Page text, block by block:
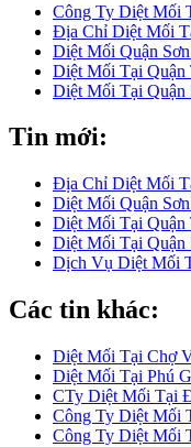
Công Ty Diệt Mối
Địa Chỉ Diệt Mối
Diệt Mối Quận
Diệt Mối Tại
Diệt Mối Tại
Tin mới:
Địa Chỉ Diệt Mối
Diệt Mối Quận
Diệt Mối Tại
Diệt Mối Tại
Dịch Vụ Diệt Mối
Các tin khác:
Diệt Mối Tại Chợ
Diệt Mối Tại Phú
CTy Diệt Mối Tại
Công Ty Diệt Mối
Công Ty Diệt Mối